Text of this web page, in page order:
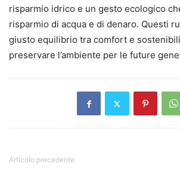
risparmio idrico e un gesto ecologico
risparmio di acqua e di denaro. Questi
giusto equilibrio tra comfort e
preservare l’ambiente per le future
Articolo precedente